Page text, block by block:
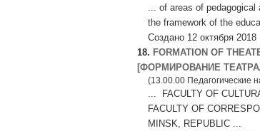
... of areas of
the framework of the
Создано 12 октября 2018
18. FORMATION OF
[ФОРМИРОВАНИЕ
(13.00.00 Педагогические
... FACULTY OF
FACULTY OF
MINSK, REPUBLIC ...